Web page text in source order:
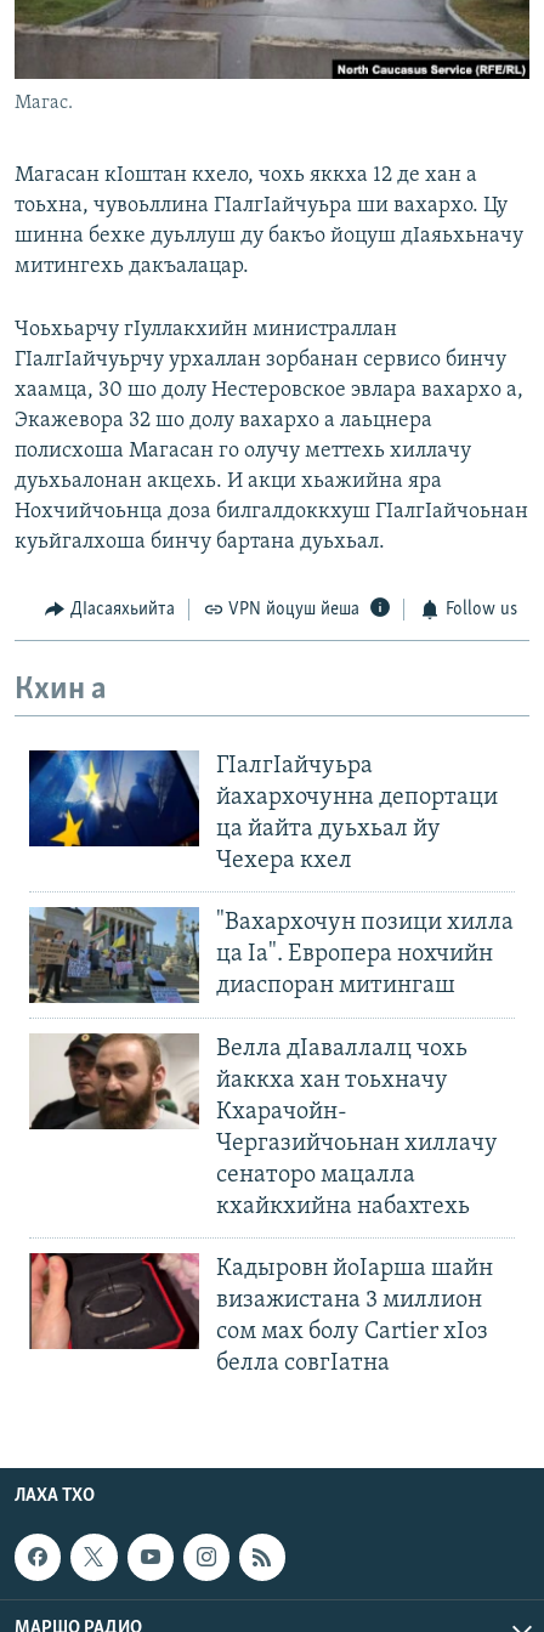
Магас.
Магасан кIоштан кхело, чохь яккха 12 де хан а
тоьхна, чувоьллина ГIалгIайчуьра ши вахархо. Цу
шинна бехке дуьллуш ду бакъо йоцуш дIаяьхьначу
митингехь дакъалацар.
Чоьхьарчу гIуллакхийн министраллан
ГIалгIайчуьрчу урхаллан зорбанан сервисо бинчу
хаамца, 30 шо долу Нестеровское эвлара вахархо а,
Экажевора 32 шо долу вахархо а лаьцнера
полисхоша Магасан го олучу меттехь хиллачу
дуьхьалонан акцехь. И акци хьажийна яра
Нохчийчоьнца доза билгалдоккхуш ГIалгIайчоьнан
куьйгалхоша бинчу бартана дуьхьал.
ДIасаяхьийта VPN йоцуш йеша Follow us
Кхин а
ГIалгIайчуьра
йахархочунна депортаци
ца йайта дуьхьал йу
Чехера кхел
"Вахархочун позици хилла
ца Iа". Европера нохчийн
диаспоран митингаш
Велла дIаваллалц чохь
йаккха хан тоьхначу
Кхарачойн-
Чергазийчоьнан хиллачу
сенаторо мацалла
кхайкхийна набахтехь
Кадыровн йоIарша шайн
визажистана 3 миллион
сом мах болу Cartier хIоз
белла совгIатна
ЛАХА ТХО